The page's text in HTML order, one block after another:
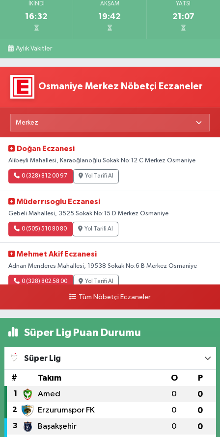
İKINDI
16:32
AKŞAM
19:42
YATSI
21:07
Aylık Vakitler
Osmaniye Merkez Nöbetçi Eczaneler
Doğan Eczanesi
Alibeyli Mahallesi, Karaoğlanoğlu Sokak No:12 C Merkez Osmaniye
0 (328) 812 00 97 Yol Tarifi Al
Müderrısoglu Eczanesi
Gebeli Mahallesi, 3525.Sokak No:15 D Merkez Osmaniye
0 (505) 510 80 80 Yol Tarifi Al
Mehmet Akif Eczanesi
Adnan Menderes Mahallesi, 19538 Sokak No:6 B Merkez Osmaniye
0 (328) 802 58 00 Yol Tarifi Al
Tüm Nöbetçi Eczaneler
Süper Lig Puan Durumu
Süper Lig
# Takım O P
1 Amed 0 0
2 Erzurumspor FK 0 0
3 Başakşehir 0 0